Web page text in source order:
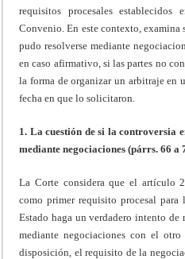
requisitos procesales
Convenio. En este contexto, examina
pudo resolverse mediante
en caso afirmativo, si las partes no
la forma de organizar un arbitraje en
fecha en que lo solicitaron.
1. La cuestión de si la controversia
mediante negociaciones (párrs. 66 a
La Corte considera que el artículo
como primer requisito procesal
Estado haga un verdadero intento
mediante negociaciones con el
disposición, el requisito de la